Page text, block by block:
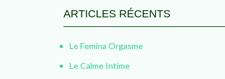
ARTICLES RÉCENTS
Le Femina Orgasme
Le Calme Intime